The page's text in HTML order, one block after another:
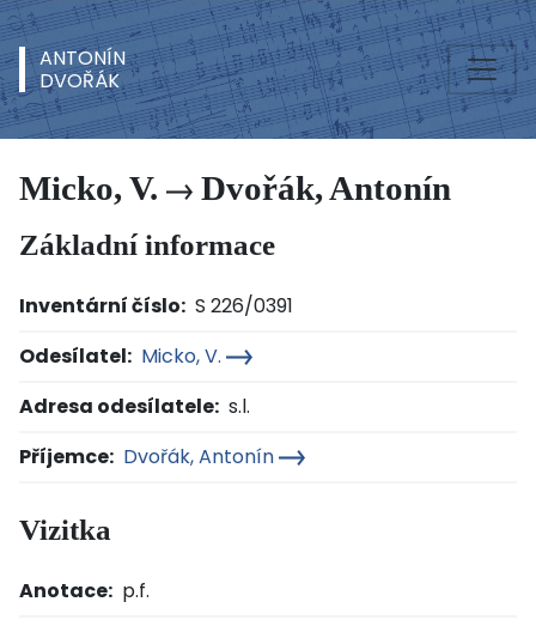
ANTONÍN
DVOŘÁK
Micko, V. Dvořák, Antonín
Základní informace
Inventární číslo: S 226/0391
Odesílatel: Micko, V.
Adresa odesílatele: s.l.
Příjemce: Dvořák, Antonín
Vizitka
Anotace: p.f.